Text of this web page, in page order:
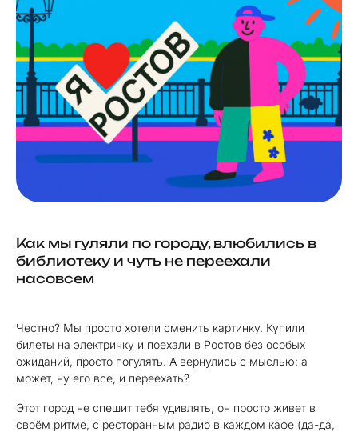
Как мы гуляли по городу, влюбились в
библиотеку и чуть не переехали
насовсем
Честно? Мы просто хотели сменить картинку. Купили
билеты на электричку и поехали в Ростов без особых
ожиданий, просто погулять. А вернулись с мыслью: а
может, ну его все, и переехать?
Этот город не спешит тебя удивлять, он просто живет в
своём ритме, с ресторанным радио в каждом кафе (да-да,